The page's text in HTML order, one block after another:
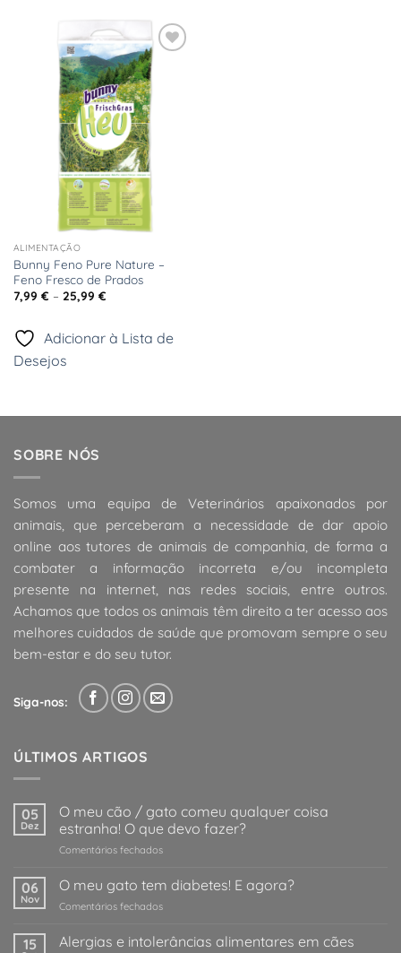
Adicionar
à Lista
Desejos
ALIMENTAÇÃO
Bunny Feno Pure Nature –
Feno Fresco de Prados
7,99 € – 25,99 €Price
25,99 €
Adicionar à Lista de
Desejos
SOBRE NÓS
Somos uma equipa de Veterinários apaixonados por
animais, que perceberam a necessidade de dar apoio
online aos tutores de animais de companhia, de forma a
combater a informação incorreta e/ou incompleta
presente na internet, nas redes sociais, entre outros.
Achamos que todos os animais têm direito a ter acesso aos
melhores cuidados de saúde que promovam sempre o seu
bem-estar e do seu tutor.
Siga-nos:
ÚLTIMOS ARTIGOS
05
Dez
O meu cão / gato comeu qualquer coisa
estranha! O que devo fazer?
Comentários fechadosem
meu
/
comeu
06
Nov
O meu gato tem diabetes! E agora?
Comentários fechadosem
meu
15 Alergias e intolerâncias alimentares em cães